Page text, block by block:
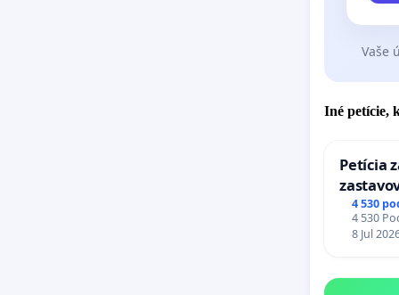
Vaše
Iné petície,
Petícia
Expres
stanici
4 530
4 530
8 Jul